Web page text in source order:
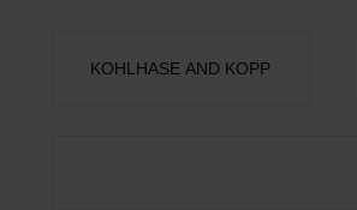
KOHLHASE AND KOPP